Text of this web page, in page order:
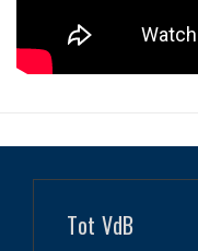
Tot VdB